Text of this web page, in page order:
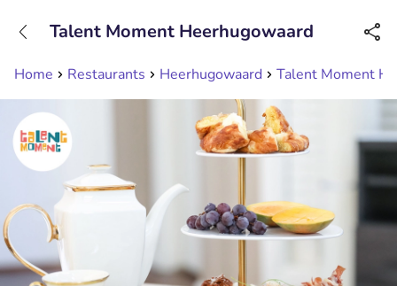
Disponible jusqu'à 23:00 heures
Home Restaurants Heerhugowaard Talent Moment
Talent Moment Heerhugowaard